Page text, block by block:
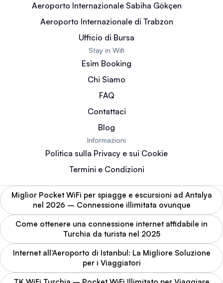
Aeroporto Internazionale Sabiha Gökçen
Aeroporto Internazionale di Trabzon
Ufficio di Bursa
Stay in Wifi
Esim Booking
Chi Siamo
FAQ
Contattaci
Blog
Informazioni
Politica sulla Privacy e sui Cookie
Termini e Condizioni
Miglior Pocket WiFi per spiagge e escursioni ad Antalya
nel 2026 – Connessione illimitata ovunque
Come ottenere una connessione internet affidabile in
Turchia da turista nel 2025
Internet all’Aeroporto di Istanbul: La Migliore Soluzione
per i Viaggiatori